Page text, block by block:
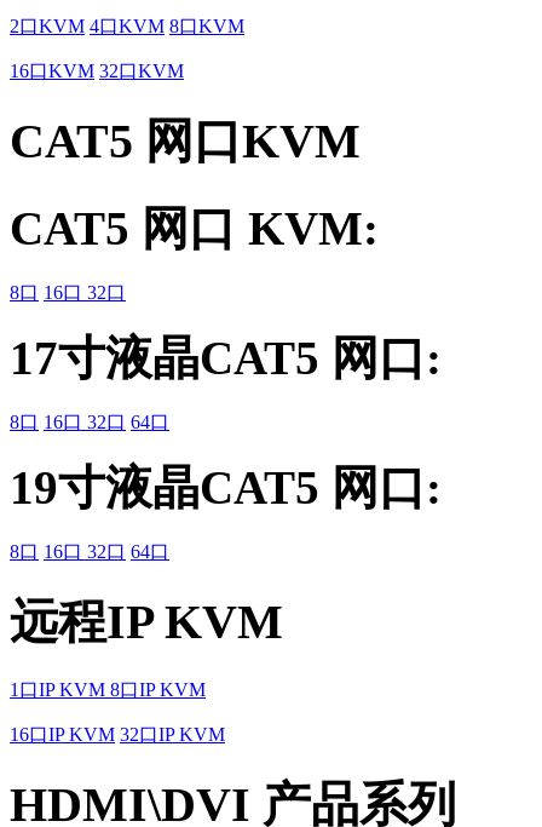
2口KVM 4口KVM 8口KVM
16口KVM 32口KVM
CAT5 网口KVM
CAT5 网口 KVM:
8口 16口 32口
17寸液晶CAT5 网口:
8口 16口 32口 64口
19寸液晶CAT5 网口:
8口 16口 32口 64口
远程IP KVM
1口IP KVM 8口IP KVM
16口IP KVM 32口IP KVM
HDMI\DVI 产品系列